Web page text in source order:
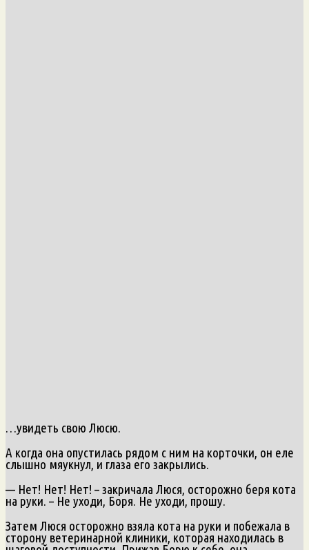
…увидеть свою Люсю.
А когда она опустилась рядом с ним на корточки, он еле
слышно мяукнул, и глаза его закрылись.
— Нет! Нет! Нет! – закричала Люся, осторожно беря кота
на руки. – Не уходи, Боря. Не уходи, прошу.
Затем Люся осторожно взяла кота на руки и побежала в
сторону ветеринарной клиники, которая находилась в